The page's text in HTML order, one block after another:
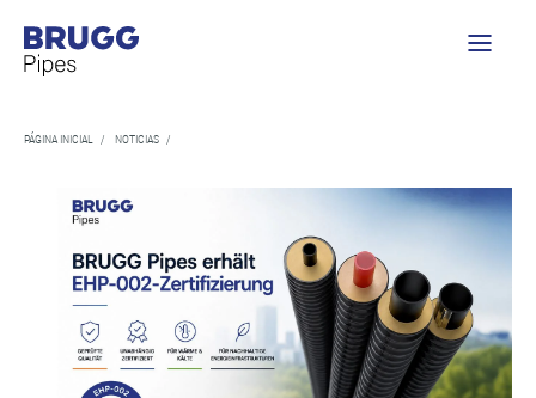
PÁGINA INICIAL / NOTICIAS /